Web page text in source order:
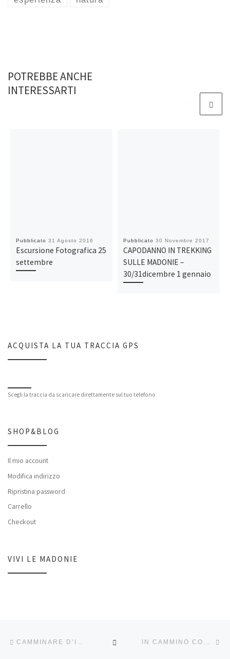
POTREBBE ANCHE
INTERESSARTI
Pubblicato31 Agosto 2016
Escursione Fotografica 25
settembre
Pubblicato30 Novembre 2017
CAPODANNO IN TREKKING
SULLE MADONIE –
30/31dicembre 1 gennaio
ACQUISTA LA TUA TRACCIA GPS
Scegli la traccia da scaricare direttamente sul tuo telefono
SHOP&BLOG
Il mio account
Modifica indirizzo
Ripristina password
Carrello
Checkout
VIVI LE MADONIE
CAMMINARE D’INVERNO RESPIRANDO L’ATMOSFERA DELLE FESTE IN NATURA. RITORNA ALLA LISTA
IN CAMMINO CON ARIATERRA – 2) ESPLORANDO IL PAESAGGIO MADONITA TRA FAUNA E FLORA.